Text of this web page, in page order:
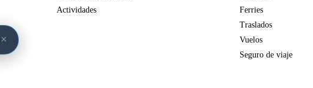
×
Actividades
Ferries
Traslados
Vuelos
Seguro de viaje